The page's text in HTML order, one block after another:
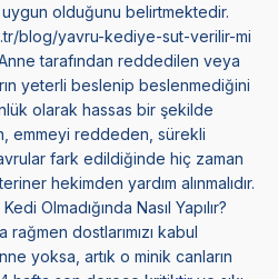
uygun olduğunu belirtmektedir.
blog/yavru-kediye-sut-verilir-mi
tarafından reddedilen veya
yeterli beslenip beslenmediğini
olarak hassas bir şekilde
emmeyi reddeden, sürekli
fark edildiğinde hiç zaman
hekimden yardım alınmalıdır.
Olmadığında Nasıl Yapılır?
dostlarımızı kabul
yoksa, artık o minik canların